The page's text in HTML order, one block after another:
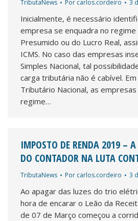
TributaNews Por carlos.cordeiro 3
Inicialmente, é necessário
empresa se enquadra no
Presumido ou do Lucro Real,
ICMS. No caso das empresas
Simples Nacional, tal
carga tributária não é cabível.
Tributário Nacional, as
regime…
IMPOSTO DE RENDA 2019 –
DO CONTADOR NA LUTA
TributaNews Por carlos.cordeiro 3
Ao apagar das luzes do trio
hora de encarar o Leão da
de 07 de Março começou a